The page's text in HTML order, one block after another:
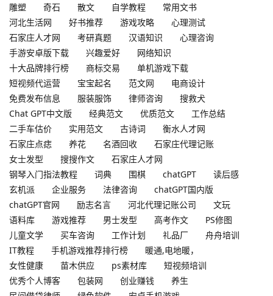
雕塑
奇石 散文 自学教程
常用文书
河北生活网
好书推荐 游戏攻略
心理测试
石家庄人才网
考研真题 汉语知识
心理咨询
手游安卓版下载
兴趣爱好
网络知识
十大品牌排行榜
商标交易
单机游戏下载
短视频代运营
宝宝起名 范文网
电商设计
免费发布信息
服装服饰 律师咨询
搜救犬
Chat GPT中文版
经典范文 优质范文
工作总结
二手车估价
实用范文 古诗词
衡水人才网
石家庄点痣
养花 名酒回收
石家庄代理记账
女士发型
搜搜作文
石家庄人才网
钢琴入门指法教程
词典 围棋 chatGPT
读后感
玄机派
企业服务 法律咨询
chatGPT国内版
chatGPT官网
励志名言 河北代理记账公司
文玩
语料库
游戏推荐 男士发型 高考作文
PS修图
儿童文学
买车咨询 工作计划 礼品厂
舟舟培训
IT教程
手机游戏推荐排行榜
暖通,电地暖，
女性健康
苗木供应 ps素材库
短视频培训
优秀个人博客
包装网 创业赚钱
养生